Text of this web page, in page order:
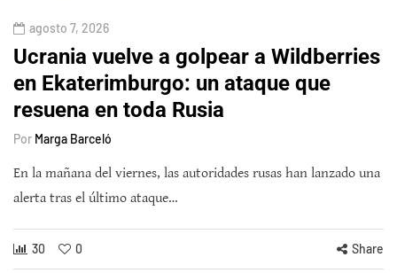
agosto 7, 2026
Ucrania vuelve a golpear a Wildberries
en Ekaterimburgo: un ataque que
resuena en toda Rusia
Por Marga Barceló
En la mañana del viernes, las autoridades rusas han lanzado una
alerta tras el último ataque…
30 0 Share